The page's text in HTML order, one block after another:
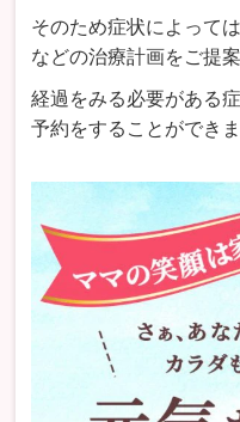
そのため症状によって
などの治療計画をご提案
経過をみる必要がある
予約をすることができま